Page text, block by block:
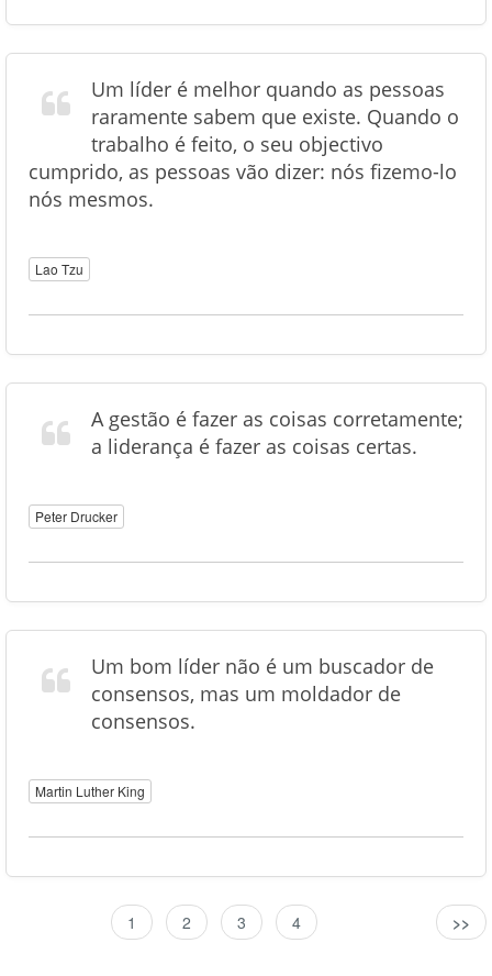
Um líder é melhor quando as pessoas
raramente sabem que existe. Quando o
trabalho é feito, o seu objectivo
cumprido, as pessoas vão dizer: nós fizemo-lo
nós mesmos.
Lao Tzu
A gestão é fazer as coisas corretamente;
a liderança é fazer as coisas certas.
Peter Drucker
Um bom líder não é um buscador de
consensos, mas um moldador de
consensos.
Martin Luther King
1 2 3 4 >>